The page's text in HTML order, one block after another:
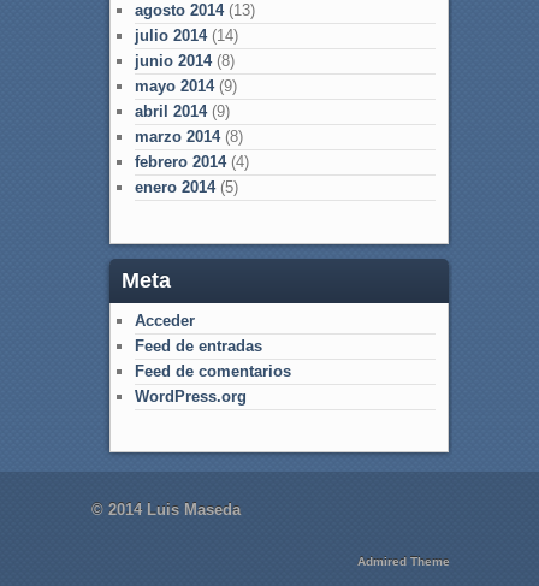
agosto 2014(13)
julio 2014(14)
junio 2014(8)
mayo 2014(9)
abril 2014(9)
marzo 2014(8)
febrero 2014(4)
enero 2014(5)
Meta
Acceder
Feed de entradas
Feed de comentarios
WordPress.org
© 2014 Luis Maseda
Admired Theme